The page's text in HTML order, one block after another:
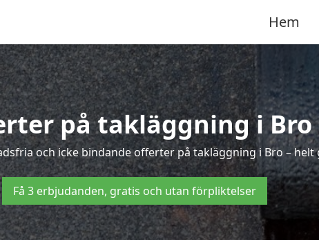
Hem
på takläggning i
och icke bindande offerter på takläggning i Bro – helt
Få 3 erbjudanden, gratis och utan förpliktelser